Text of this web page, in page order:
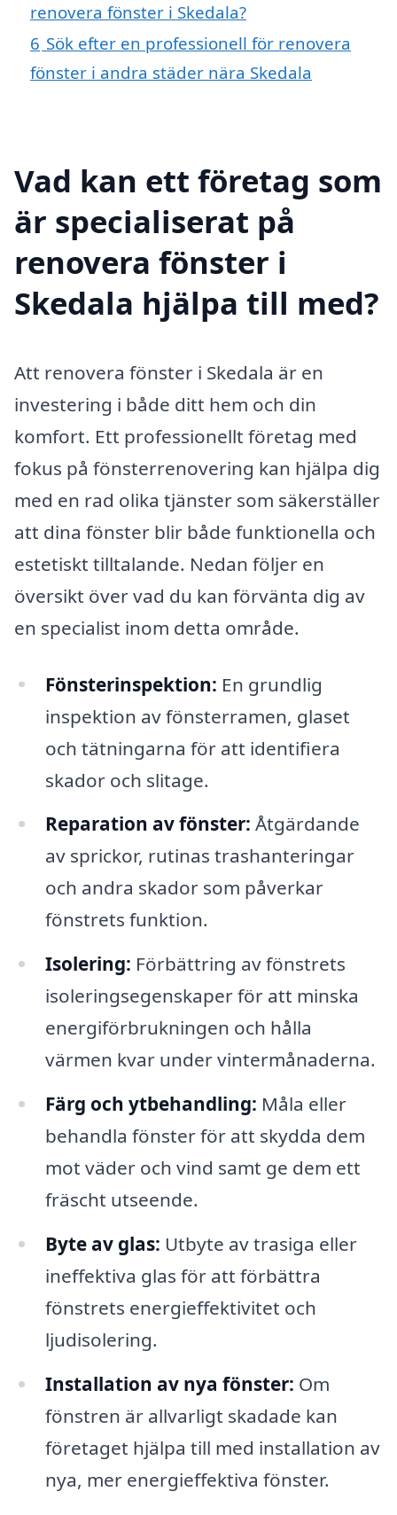
renovera fönster i Skedala?
6 Sök efter en professionell för renovera
fönster i andra städer nära Skedala
Vad kan ett företag som
är specialiserat på
renovera fönster i
Skedala hjälpa till med?
Att renovera fönster i Skedala är en
investering i både ditt hem och din
komfort. Ett professionellt företag med
fokus på fönsterrenovering kan hjälpa dig
med en rad olika tjänster som säkerställer
att dina fönster blir både funktionella och
estetiskt tilltalande. Nedan följer en
översikt över vad du kan förvänta dig av
en specialist inom detta område.
Fönsterinspektion: En grundlig
inspektion av fönsterramen, glaset
och tätningarna för att identifiera
skador och slitage.
Reparation av fönster: Åtgärdande
av sprickor, rutinas trashanteringar
och andra skador som påverkar
fönstrets funktion.
Isolering: Förbättring av fönstrets
isoleringsegenskaper för att minska
energiförbrukningen och hålla
värmen kvar under vintermånaderna.
Färg och ytbehandling: Måla eller
behandla fönster för att skydda dem
mot väder och vind samt ge dem ett
fräscht utseende.
Byte av glas: Utbyte av trasiga eller
ineffektiva glas för att förbättra
fönstrets energieffektivitet och
ljudisolering.
Installation av nya fönster: Om
fönstren är allvarligt skadade kan
företaget hjälpa till med installation av
nya, mer energieffektiva fönster.